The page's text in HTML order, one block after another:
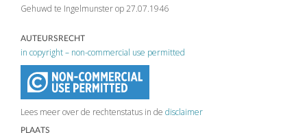
Gehuwd te Ingelmunster op 27.07.1946
AUTEURSRECHT
in copyright – non-commercial use permitted
Lees meer over de rechtenstatus in de disclaimer
PLAATS